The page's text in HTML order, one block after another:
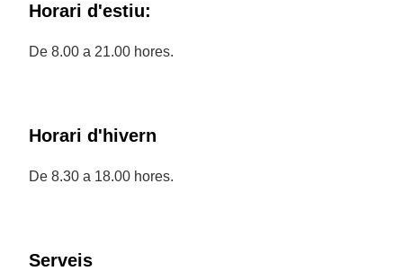
Horari d'estiu:
De 8.00 a 21.00 hores.
Horari d'hivern
De 8.30 a 18.00 hores.
Serveis